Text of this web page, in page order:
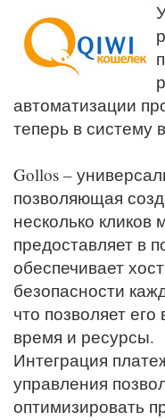
автоматизации
теперь в систему
Gollos –
позволяющая
несколько
предоставляет в
обеспечивает
безопасности
что позволяет
время и ресурсы.
Интеграция
управления
оптимизировать